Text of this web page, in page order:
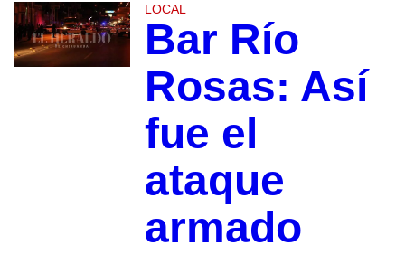
LOCAL
Bar Río
Rosas: Así
fue el
ataque
armado